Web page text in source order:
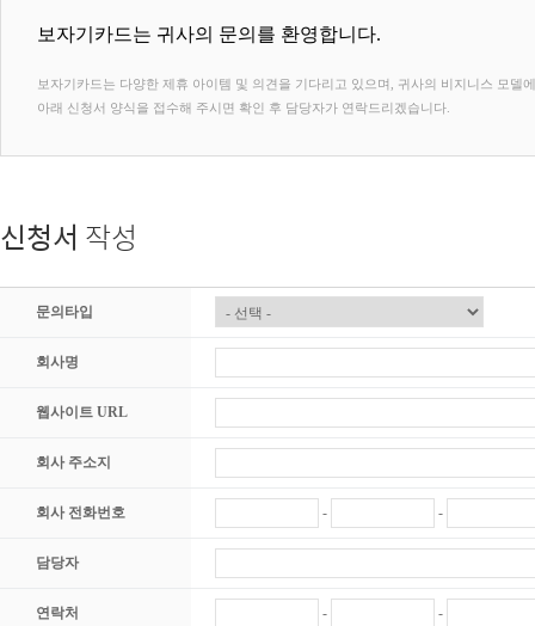
보자기카드는 귀사의 문의를 환영합니다.
보자기카드는 다양한 제휴 아이템 및 의견을 기다리고 있으며, 귀사의 비지니스 모델
아래 신청서 양식을 접수해 주시면 확인 후 담당자가 연락드리겠습니다.
신청서 작성
문의타입
회사명
웹사이트 URL
회사 주소지
회사 전화번호 - -
담당자
연락처 - -